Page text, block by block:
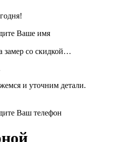
Ваше имя
замер со скидкой…
и уточним детали.
Ваш телефон